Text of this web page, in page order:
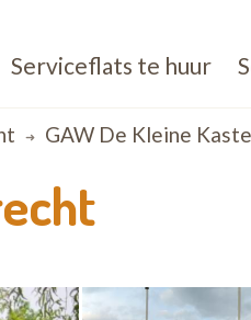
Serviceflats te huur
GAW De Kleine